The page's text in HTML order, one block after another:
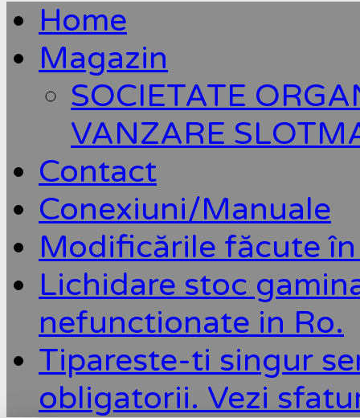
Home
Magazin
SOCIETATE
VANZARE
Contact
Conexiuni/Manuale
Modificările făcute
Lichidare stoc
nefunctionate in Ro.
Tipareste-ti singur
obligatorii. Vezi